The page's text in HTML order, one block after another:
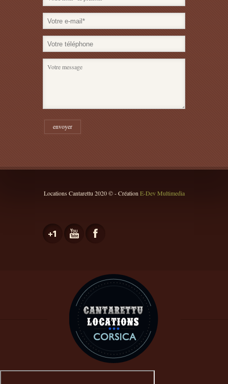
Locations Cantarettu 2020 © - Création E-Dev Multimedia